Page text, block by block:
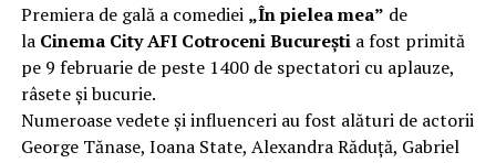
(costume).
Mai multe detalii, imagini de la filmări, fragmente din
film și declarații din partea actorilor sunt disponibile pe
paginile social media ale filmului deFacebook,
Instagram,TikTok.
Premiera de gală a comediei „În pielea mea” de
la Cinema City AFI Cotroceni Bucureștia fost primită
pe 9 februarie de peste 1400 de spectatori cu aplauze,
râsete și bucurie.
Numeroase vedete și influenceri au fost alături de actorii
George Tănase, Ioana State, Alexandra Răduță, Gabriel